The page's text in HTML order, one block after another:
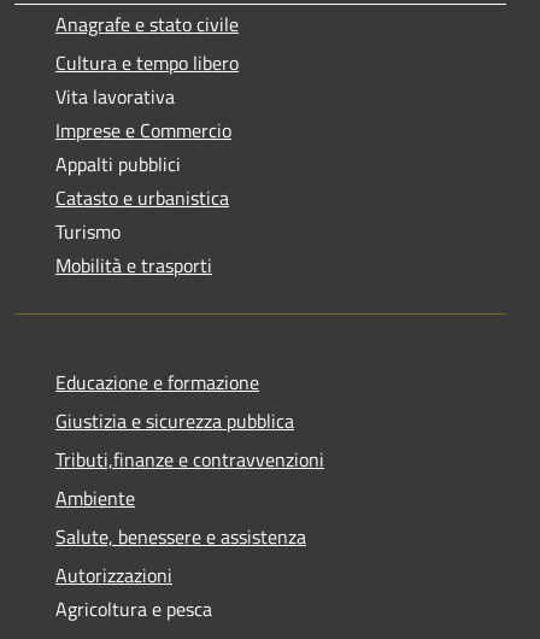
Anagrafe e stato civile
Cultura e tempo libero
Vita lavorativa
Imprese e Commercio
Appalti pubblici
Catasto e urbanistica
Turismo
Mobilità e trasporti
Educazione e formazione
Giustizia e sicurezza pubblica
Tributi,finanze e contravvenzioni
Ambiente
Salute, benessere e assistenza
Autorizzazioni
Agricoltura e pesca